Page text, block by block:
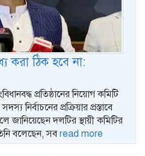
করা ঠিক হবে না:
প্রতিষ্ঠানের নিয়োগ কমিটি
নির্বাচনের প্রক্রিয়ার প্রস্তাবে
দলটির স্থায়ী কমিটির
বলেছেন, সবread more